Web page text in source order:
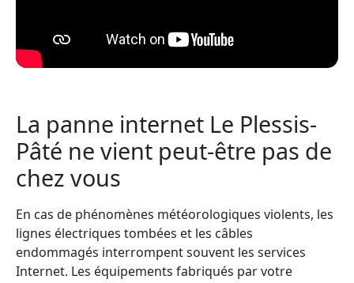
La panne internet Le Plessis-
Pâté ne vient peut-être pas de
chez vous
En cas de phénomènes météorologiques violents, les
lignes électriques tombées et les câbles
endommagés interrompent souvent les services
Internet. Les équipements fabriqués par votre